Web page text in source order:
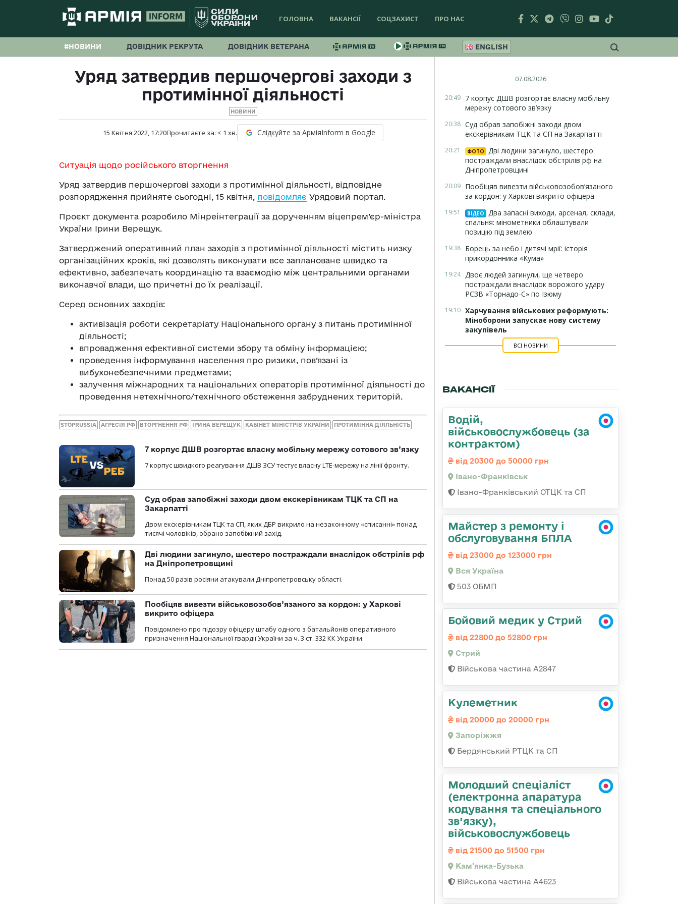
ГОЛОВНА ВАКАНСІЇ СОЦЗАХИСТ ПРО НАС
#НОВИНИ ДОВІДНИК РЕКРУТА ДОВІДНИК ВЕТЕРАНА ENGLISH
Уряд затвердив першочергові заходи з
протимінної діяльності
НОВИНИ
15 Квітня 2022, 17:20Прочитаєте за: < 1 хв. Слідкуйте за АрміяInform в Google
Ситуація щодо російського вторгнення
Уряд затвердив першочергові заходи з протимінної діяльності, відповідне
розпорядження прийняте сьогодні, 15 квітня, повідомляє Урядовий портал.
Проєкт документа розробило Мінреінтеграції за дорученням віцепрем’єр-міністра
України Ірини Верещук.
Затверджений оперативний план заходів з протимінної діяльності містить низку
організаційних кроків, які дозволять виконувати все заплановане швидко та
ефективно, забезпечать координацію та взаємодію між центральними органами
виконавчої влади, що причетні до їх реалізації.
Серед основних заходів:
активізація роботи секретаріату Національного органу з питань протимінної
діяльності;
впровадження ефективної системи збору та обміну інформацією;
проведення інформування населення про ризики, пов’язані із
вибухонебезпечними предметами;
залучення міжнародних та національних операторів протимінної діяльності до
проведення нетехнічного/технічного обстеження забруднених територій.
STOPRUSSIA АГРЕСІЯ РФ ВТОРГНЕННЯ РФ ІРИНА ВЕРЕЩУК КАБІНЕТ МІНІСТРІВ УКРАЇНИ ПРОТИМІННА ДІЯЛЬНІСТЬ
7 корпус ДШВ розгортає власну мобільну мережу сотового зв’язку
7 корпус швидкого реагування ДШВ ЗСУ тестує власну LTE-мережу на лінії фронту.
Суд обрав запобіжні заходи двом екскерівникам ТЦК та СП на
Закарпатті
Двом екскерівникам ТЦК та СП, яких ДБР викрило на незаконному «списанні» понад
тисячі чоловіків, обрано запобіжний захід.
Дві людини загинуло, шестеро постраждали внаслідок обстрілів рф
на Дніпропетровщині
Понад 50 разів росіяни атакували Дніпропетровську області.
Пообіцяв вивезти військовозобов’язаного за кордон: у Харкові
викрито офіцера
Повідомлено про підозру офіцеру штабу одного з батальйонів оперативного
призначення Національної гвардії України за ч. 3 ст. 332 КК України.
07.08.2026
20:49 7 корпус ДШВ розгортає власну мобільну
мережу сотового зв’язку
20:38 Суд обрав запобіжні заходи двом
екскерівникам ТЦК та СП на Закарпатті
20:21 ФОТО
Дві людини загинуло, шестеро
постраждали внаслідок обстрілів рф на
Дніпропетровщині
20:09 Пообіцяв вивезти військовозобов’язаного
за кордон: у Харкові викрито офіцера
19:51 ВІДЕО
Два запасні виходи, арсенал, склади,
спальня: мінометники облаштували
позицію під землею
19:38 Борець за небо і дитячі мрії: історія
прикордонника «Кума»
19:24 Двоє людей загинули, ще четверо
постраждали внаслідок ворожого удару
РСЗВ «Торнадо-С» по Ізюму
19:10 Харчування військових реформують:
Міноборони запускає нову систему
закупівель
ВСІ НОВИНИ
ВАКАНСІЇ
Водій,
військовослужбовець (за
контрактом)
від 20300 до 50000 грн
Івано-Франківськ
Івано-Франківський ОТЦК та СП
Майстер з ремонту і
обслуговування БПЛА
від 23000 до 123000 грн
Вся Україна
503 ОБМП
Бойовий медик у Стрий
від 22800 до 52800 грн
Стрий
Військова частина А2847
Кулеметник
від 20000 до 20000 грн
Запоріжжя
Бердянський РТЦК та СП
Молодший спеціаліст
(електронна апаратура
кодування та спеціального
зв’язку),
військовослужбовець
від 21500 до 51500 грн
Кам'янка-Бузька
Військова частина А4623